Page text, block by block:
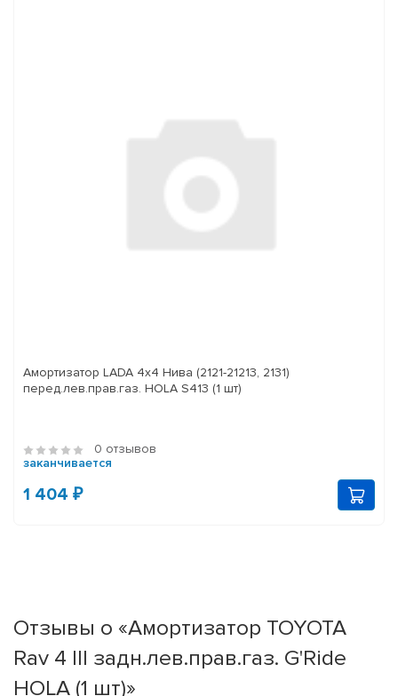
Амортизатор LADA 4x4 Нива (2121-21213, 2131)
перед.лев.прав.газ. HOLA S413 (1 шт)
0 отзывов
заканчивается
1 404 ₽
Отзывы о «Амортизатор TOYOTA
Rav 4 III задн.лев.прав.газ. G'Ride
HOLA (1 шт)»